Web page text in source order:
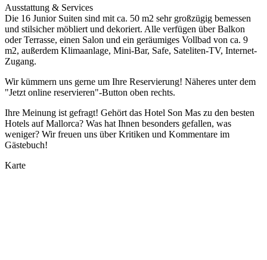
Ausstattung & Services
Die 16 Junior Suiten sind mit ca. 50 m2 sehr großzügig bemessen
und stilsicher möbliert und dekoriert. Alle verfügen über Balkon
oder Terrasse, einen Salon und ein geräumiges Vollbad von ca. 9
m2, außerdem Klimaanlage, Mini-Bar, Safe, Sateliten-TV, Internet-
Zugang.
Wir kümmern uns gerne um Ihre Reservierung! Näheres unter dem
"Jetzt online reservieren"-Button oben rechts.
Ihre Meinung ist gefragt! Gehört das Hotel Son Mas zu den besten
Hotels auf Mallorca? Was hat Ihnen besonders gefallen, was
weniger? Wir freuen uns über Kritiken und Kommentare im
Gästebuch!
Karte